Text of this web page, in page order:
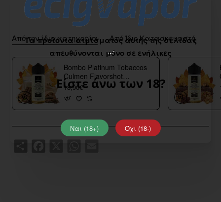
Τα προϊόντα ατμίσματος αυτής της σελίδας
απευθύνονται μόνο σε ενήλικες
Είστε άνω των 18?
Ναι (18+) Όχι (18-)
Από την ίδια κατηγορία Από Ίδιο Κατασκευαστή
Bombo Platinum Tobaccos
Culmen Flavorshot
40/120ml
18,90€
Share Facebook